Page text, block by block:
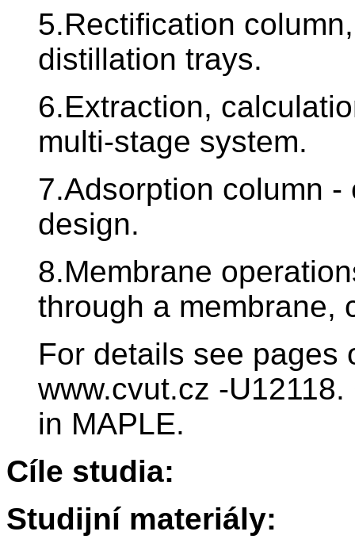
5.Rectification
distillation trays.
6.Extraction,
multi-stage system.
7.Adsorption column
design.
8.Membrane
through a membrane,
For details see pages
www.cvut.cz -
in MAPLE.
Cíle studia:
Studijní materiály: